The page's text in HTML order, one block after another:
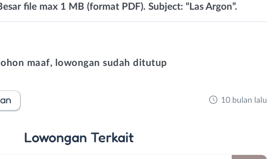
file max 1 MB (format PDF). Subject: “Las Argon”.
maaf, lowongan sudah ditutup
10 bulan lalu
Lowongan Terkait